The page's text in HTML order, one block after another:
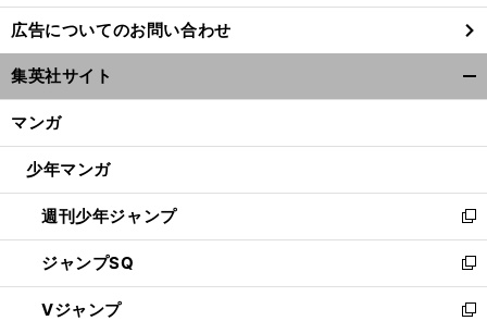
し
い
ウ
ィ
ン
ウ
開
く
広告についてのお問い合わせ
集英社サイト
マンガ
少年マンガ
週刊少年ジャンプ
新
し
い
ウ
ィ
ジャンプSQ
新
し
い
Vジャンプ
新